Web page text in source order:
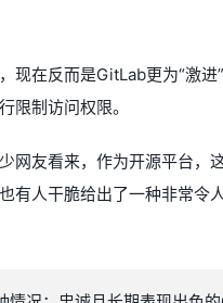
现在反而是GitLab更为“激进
限制访问权限。
网友看来，作为开源平台，
有人干脆给出了一种非常令